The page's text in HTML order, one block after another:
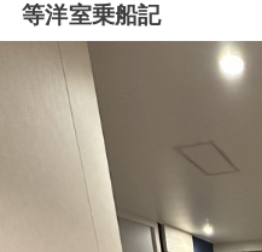
等洋室乗船記